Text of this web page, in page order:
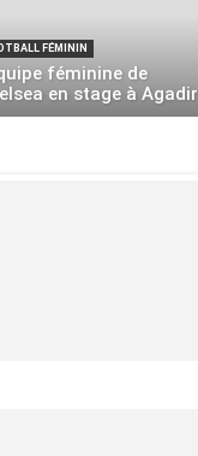
FÉMININ
féminine de
en stage à Agadir